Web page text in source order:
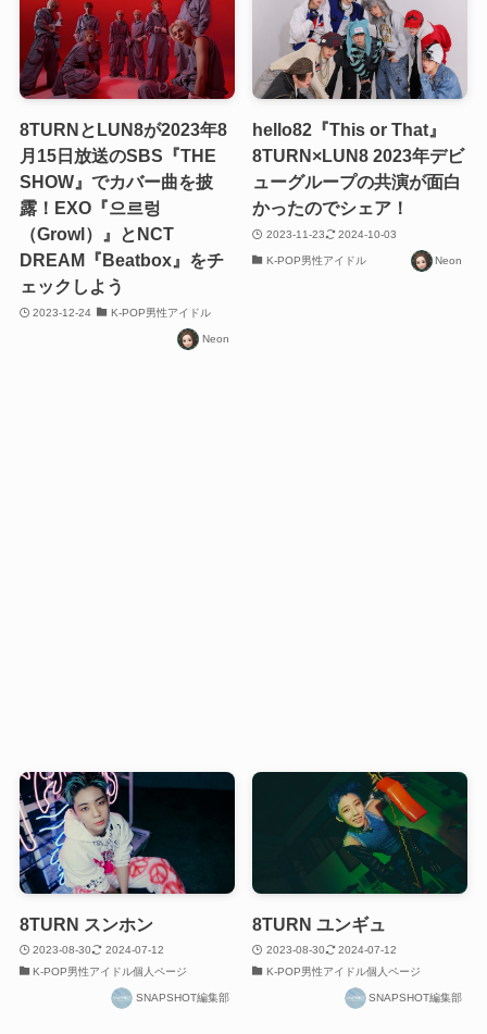
8TURNとLUN8が2023年8
月15日放送のSBS『THE
SHOW』でカバー曲を披
露！EXO『으르렁
（Growl）』とNCT
DREAM『Beatbox』をチ
ェックしよう
2023-12-24 K-POP男性アイドル
Neon
hello82『This or That』
8TURN×LUN8 2023年デビ
ューグループの共演が面白
かったのでシェア！
2023-11-23 2024-10-03
K-POP男性アイドル Neon
8TURN スンホン
2023-08-30
2024-07-12
K-POP男性アイドル個人ページ
SNAPSHOT編集部
8TURN ユンギュ
2023-08-30
2024-07-12
K-POP男性アイドル個人ページ
SNAPSHOT編集部